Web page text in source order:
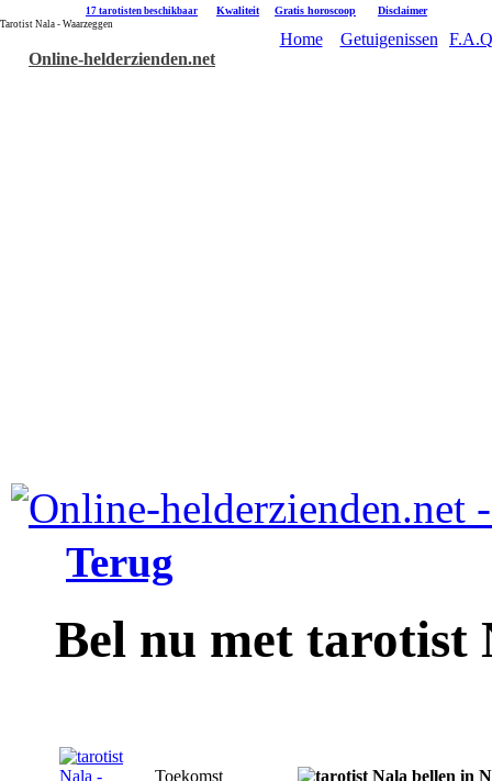
17 tarotisten beschikbaar Kwaliteit Gratis horoscoop Disclaimer
Tarotist Nala - Waarzeggen
Online-helderzienden.net
Home Getuigenissen
Terug
Bel nu met tarotist
Toekomst